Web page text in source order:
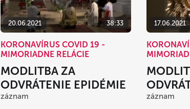
20.06.2021 38:33
KORONAVÍRUS COVID 19 -
MIMORIADNE RELÁCIE
MODLITBA ZA
ODVRÁTENIE EPIDÉMIE
záznam
17.06.2021
záznam